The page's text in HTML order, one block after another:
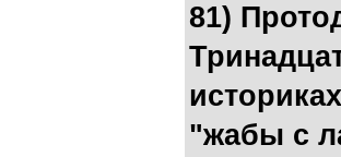
81)
"жабы с